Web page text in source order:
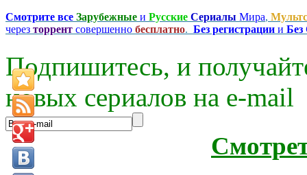
Смотрите все Зарубежные и Русские Сериалы Мира,
через торрент совершенно бесплатно. Без регистрации и
Подпишитесь, и
новых сериалов на e-mаil